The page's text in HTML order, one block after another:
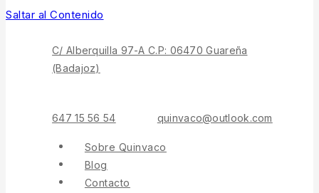
Saltar al Contenido
C/ Alberquilla 97-A C.P: 06470 Guareña
(Badajoz)
647 15 56 54 quinvaco@outlook.com
Sobre Quinvaco
Blog
Contacto